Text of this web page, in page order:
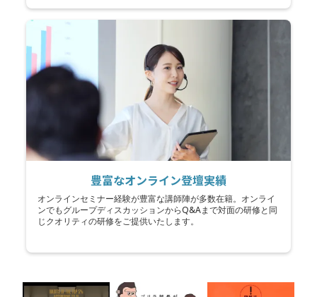
豊富なオンライン登壇実績
オンラインセミナー経験が豊富な講師陣が多数在籍。オンライ
ンでもグループディスカッションからQ&Aまで対面の研修と同
じクオリティの研修をご提供いたします。